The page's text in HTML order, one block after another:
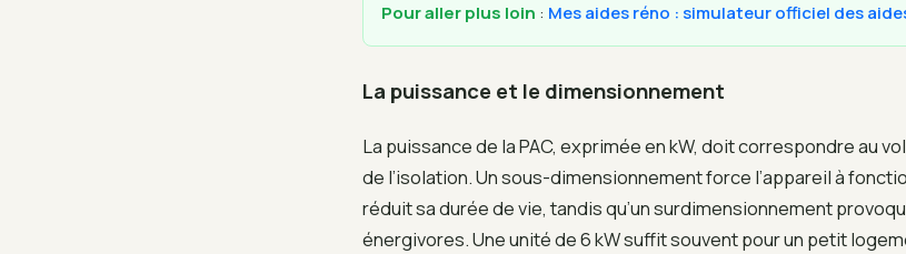
Pour aller plus loin : Mes aides réno : simulateur officiel des
La puissance et le dimensionnement
La puissance de la PAC, exprimée en kW, doit correspondre au
de l’isolation. Un sous-dimensionnement force l’appareil à
réduit sa durée de vie, tandis qu’un surdimensionnement
énergivores. Une unité de 6 kW suffit souvent pour un petit